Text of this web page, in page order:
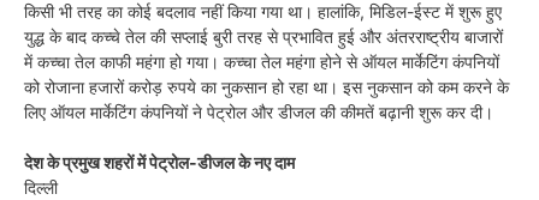
किसी भी तरह का कोई बदलाव नहीं किया गया था। हालांकि, मिडिल-ईस्ट में शुरू हुए
युद्ध के बाद कच्चे तेल की सप्लाई बुरी तरह से प्रभावित हुई और अंतरराष्ट्रीय बाजारों
में कच्चा तेल काफी महंगा हो गया। कच्चा तेल महंगा होने से ऑयल मार्केटिंग कंपनियों
को रोजाना हजारों करोड़ रुपये का नुकसान हो रहा था। इस नुकसान को कम करने के
लिए ऑयल मार्केटिंग कंपनियों ने पेट्रोल और डीजल की कीमतें बढ़ानी शुरू कर दी।
देश के प्रमुख शहरों में पेट्रोल-डीजल के नए दाम
दिल्ली